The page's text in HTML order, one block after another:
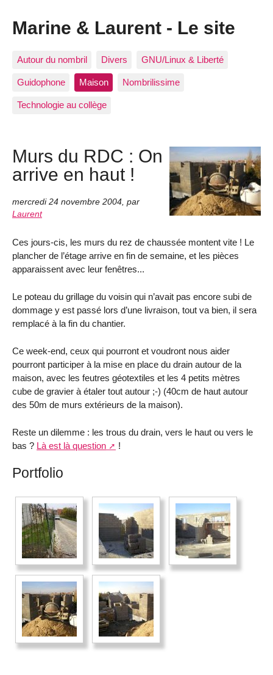
Marine & Laurent - Le site
Autour du nombril Divers GNU/Linux & Liberté
Guidophone Maison Nombrilissime
Technologie au collège
Murs du RDC : On
arrive en haut !
mercredi 24 novembre 2004 par
Laurent
Ces jours-cis, les murs du rez de chaussée montent vite ! Le
plancher de l’étage arrive en fin de semaine, et les pièces
apparaissent avec leur fenêtres...
Le poteau du grillage du voisin qui n’avait pas encore subi de
dommage y est passé lors d’une livraison, tout va bien, il sera
remplacé à la fin du chantier.
Ce week-end, ceux qui pourront et voudront nous aider
pourront participer à la mise en place du drain autour de la
maison, avec les feutres géotextiles et les 4 petits mètres
cube de gravier à étaler tout autour ;-) (40cm de haut autour
des 50m de murs extérieurs de la maison).
Reste un dilemme : les trous du drain, vers le haut ou vers le
bas ? Là est là question !
Portfolio